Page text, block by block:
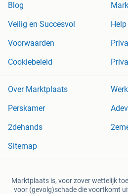
Blog
Veilig en Succesvol
Voorwaarden
Cookiebeleid
Over Marktplaats
Perskamer
2dehands
Sitemap
Marktplaats is, voor zover wettelijk
voor (gevolg)schade die voortkomt